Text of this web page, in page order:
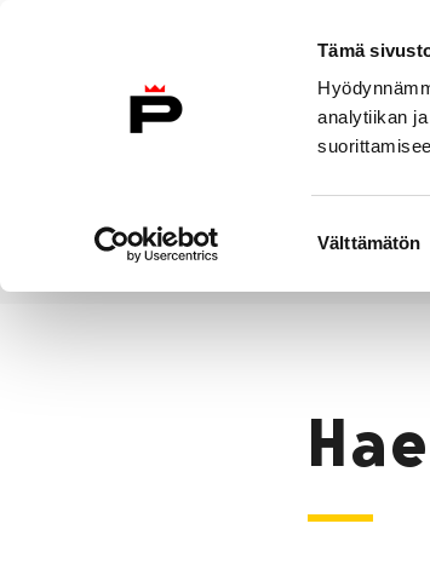
Tämä
analytiikan
valinta
Välttämätön
Etusivulle
Etusivu
Hae